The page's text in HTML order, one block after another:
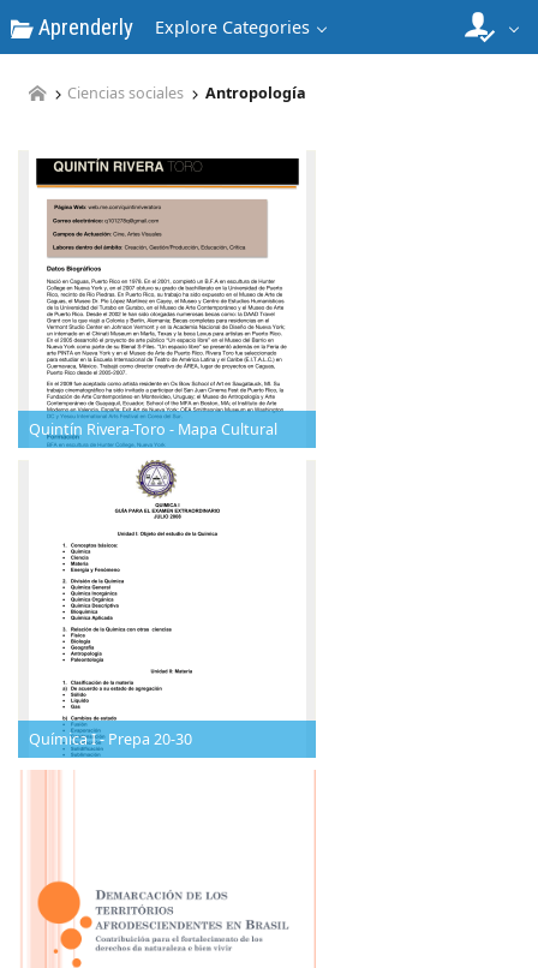
Aprenderly Explore Categories
Ciencias sociales Antropología
Quintín Rivera-Toro - Mapa Cultural
Química I - Prepa 20-30